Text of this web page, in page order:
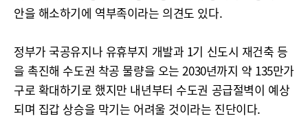
안을 해소하기에 역부족이라는 의견도 있다.
정부가 국공유지나 유휴부지 개발과 1기 신도시 재건축 등
을 촉진해 수도권 착공 물량을 오는 2030년까지 약 135만가
구로 확대하기로 했지만 내년부터 수도권 공급절벽이 예상
되며 집갑 상승을 막기는 어려울 것이라는 진단이다.